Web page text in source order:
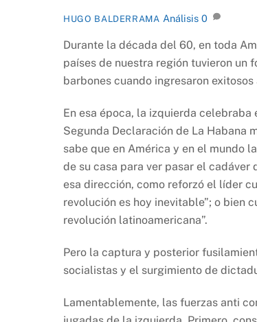
HUGO BALDERRAMA Análisis 0
Durante la década del 60, en toda
países de nuestra región tuvieron un
barbones cuando ingresaron
En esa época, la izquierda
Segunda Declaración de La Habana
sabe que en América y en el mundo
de su casa para ver pasar el cadáver
esa dirección, como reforzó el líder
revolución es hoy inevitable”; o bien
revolución latinoamericana”.
Pero la captura y posterior
socialistas y el surgimiento de
Lamentablemente, las fuerzas anti